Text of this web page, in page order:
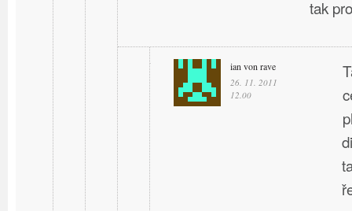
tak
ian von rave
26. 11. 2011
12.00